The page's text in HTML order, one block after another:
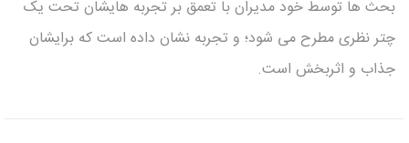
بحث ها توسط خود مدیران با تعمق بر تجربه هایشان تحت یک
چتر نظری مطرح می شود؛ و تجربه نشان داده است که برایشان
جذاب و اثربخش است.